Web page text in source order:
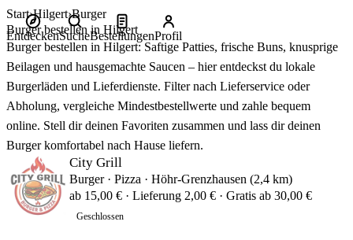
Start Hilgert Burger
Burger bestellen in Hilgert
Burger bestellen in Hilgert: Saftige Patties, frische Buns, knusprige
Beilagen und hausgemachte Saucen – hier entdeckst du lokale
Burgerläden und Lieferdienste. Filter nach Lieferservice oder
Abholung, vergleiche Mindestbestellwerte und zahle bequem
online. Stell dir deinen Favoriten zusammen und lass dir deinen
Burger komfortabel nach Hause liefern.
City Grill
Burger · Pizza · Höhr-Grenzhausen (2,4 km)
ab 15,00 € · Lieferung 2,00 € · Gratis ab 30,00 €
Geschlossen
EntdeckenSucheBestellungenProfil